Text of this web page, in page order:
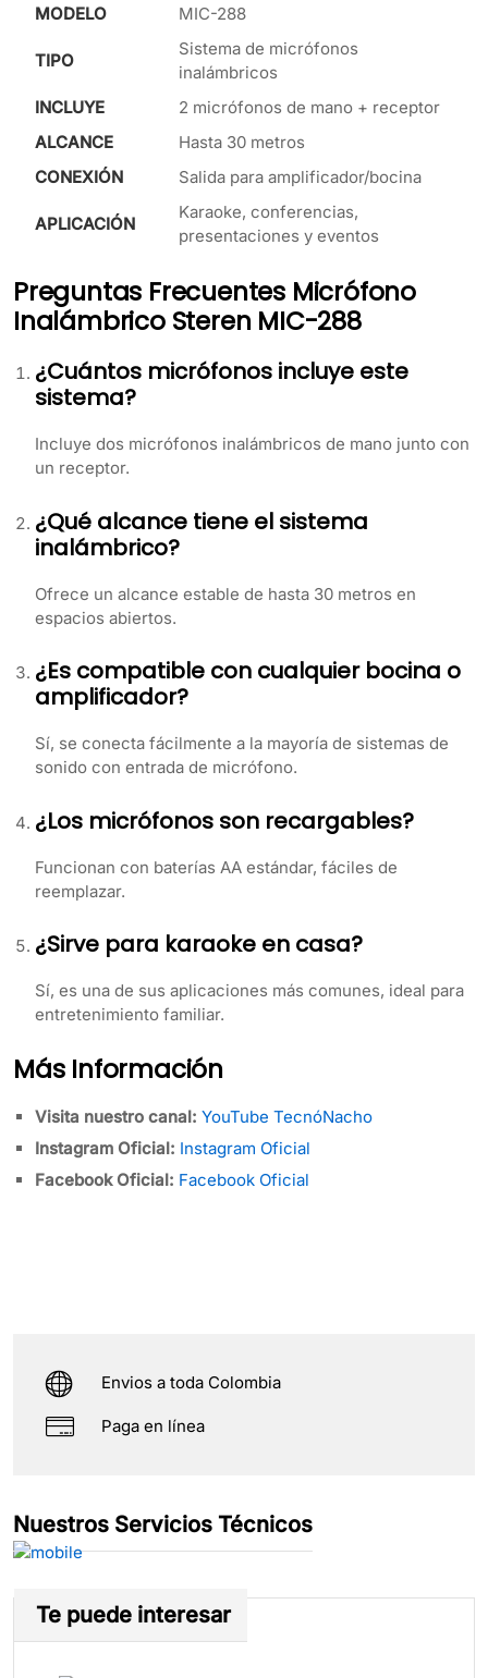
MODELO MIC-288
TIPO
Sistema de micrófonos
inalámbricos
INCLUYE
2 micrófonos de mano + receptor
ALCANCE
Hasta 30 metros
CONEXIÓN
Salida para amplificador/bocina
APLICACIÓN
Karaoke, conferencias,
presentaciones y eventos
Preguntas Frecuentes Micrófono
Inalámbrico Steren MIC-288
¿Cuántos micrófonos incluye este
sistema?
Incluye dos micrófonos inalámbricos de mano junto con
un receptor.
¿Qué alcance tiene el sistema
inalámbrico?
Ofrece un alcance estable de hasta 30 metros en
espacios abiertos.
¿Es compatible con cualquier bocina o
amplificador?
Sí, se conecta fácilmente a la mayoría de sistemas de
sonido con entrada de micrófono.
¿Los micrófonos son recargables?
Funcionan con baterías AA estándar, fáciles de
reemplazar.
¿Sirve para karaoke en casa?
Sí, es una de sus aplicaciones más comunes, ideal para
entretenimiento familiar.
Más Información
Visita nuestro canal: YouTube TecnóNacho
Instagram Oficial: Instagram Oficial
Facebook Oficial: Facebook Oficial
Envios a toda Colombia
Paga en línea
Nuestros Servicios Técnicos
Te puede interesar